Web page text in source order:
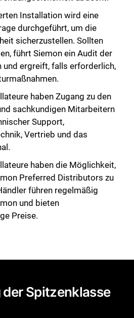
Installation wird eine
durchgeführt, um die
sicherzustellen. Sollten
führt Siemon ein Audit der
und ergreift, falls erforderlich,
haben Zugang zu den
sachkundigen Mitarbeitern
Support,
Vertrieb und das
haben die Möglichkeit,
Preferred Distributors zu
führen regelmäßig
und bieten
Preise.
Spitzenklasse